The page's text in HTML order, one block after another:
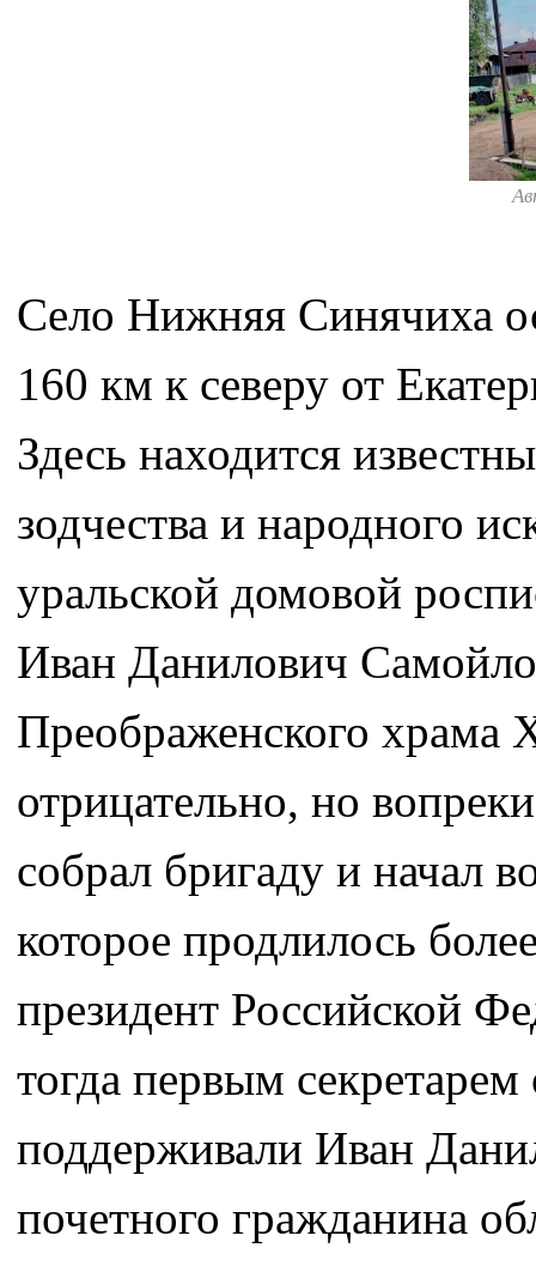
Село Нижняя Синячиха
160 км к северу от
Здесь находится
зодчества и народного
уральской домовой
Иван Данилович
Преображенского храма
отрицательно, но
собрал бригаду и начал
которое продлилось
президент Российской
тогда первым
поддерживали Иван
почетного гражданина